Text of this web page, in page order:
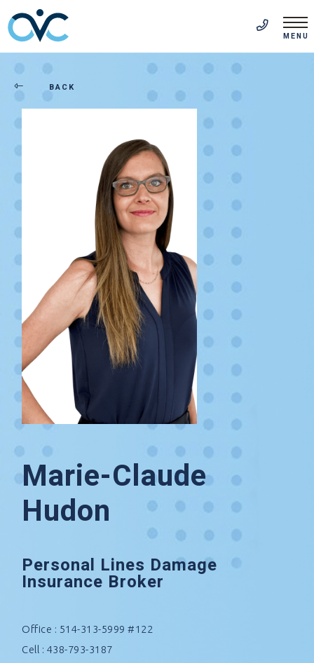
MENU
BACK
Marie-Claude
Hudon
Personal Lines Damage
Insurance Broker
Office : 514-313-5999 #122
Cell : 438-793-3187